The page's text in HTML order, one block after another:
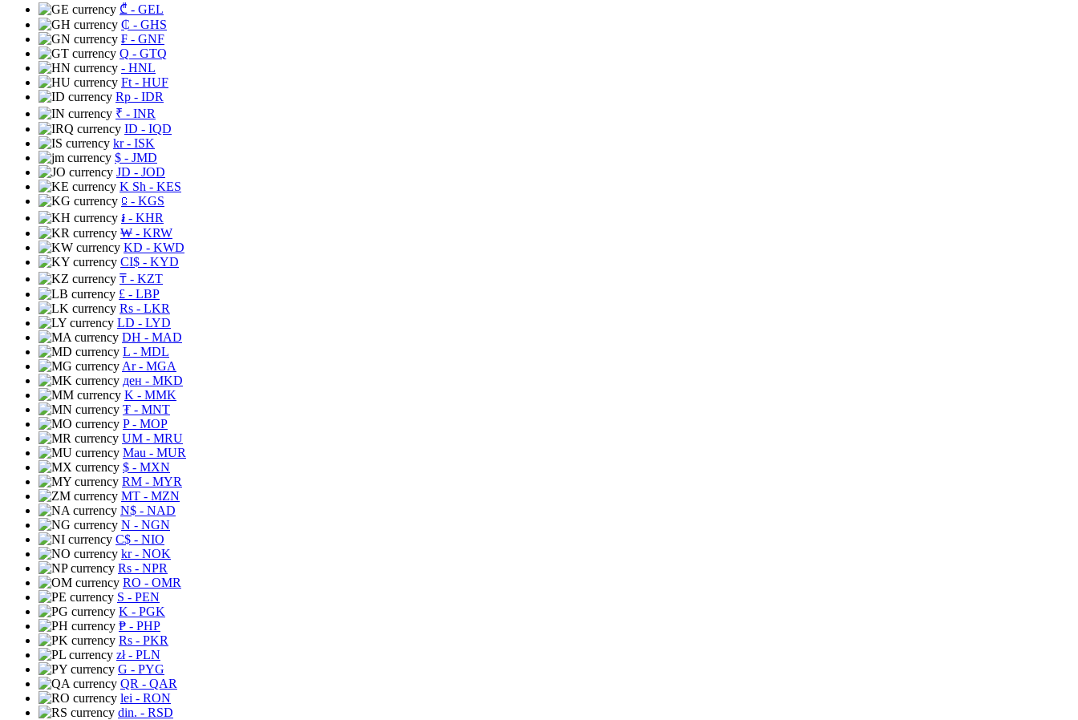
₾ - GEL
₵ - GHS
₣ - GNF
Q - GTQ
- HNL
Ft - HUF
Rp - IDR
₹ - INR
ID - IQD
kr- ISK
$ - JMD
JD - JOD
K Sh - KES
⃀ - KGS
៛ - KHR
₩ - KRW
KD - KWD
CI$ - KYD
₸ - KZT
£ - LBP
Rs - LKR
LD - LYD
DH - MAD
L - MDL
Ar- MGA
ден - MKD
K - MMK
₮ - MNT
P- MOP
UM - MRU
Mau - MUR
$ - MXN
RM - MYR
MT - MZN
N$ - NAD
N - NGN
C$ - NIO
kr- NOK
Rs - NPR
RO - OMR
S - PEN
K - PGK
₱ - PHP
Rs - PKR
zł- PLN
G - PYG
QR - QAR
lei - RON
din. - RSD